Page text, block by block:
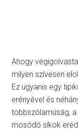
Ahogy
milyen szívesen
Ez ugyanis egy
erényével és
többszólamúság,
mosódó síkok